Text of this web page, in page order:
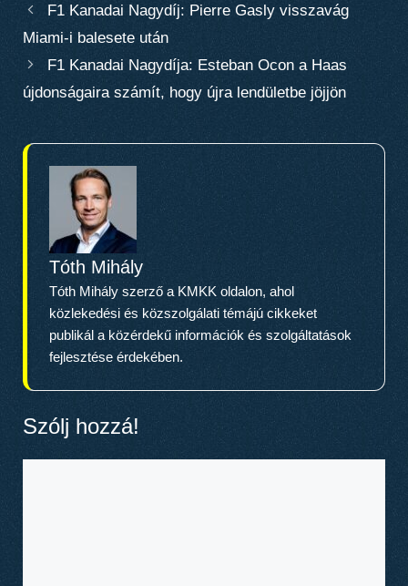
F1 Kanadai Nagydíj: Pierre Gasly visszavág
Miami-i balesete után
F1 Kanadai Nagydíja: Esteban Ocon a Haas
újdonságaira számít, hogy újra lendületbe jöjjön
Tóth Mihály
Tóth Mihály szerző a KMKK oldalon, ahol
közlekedési és közszolgálati témájú cikkeket
publikál a közérdekű információk és szolgáltatások
fejlesztése érdekében.
Szólj hozzá!